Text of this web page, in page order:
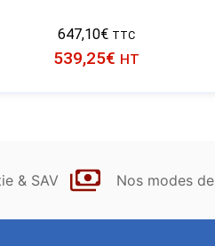
647,10€ TTC
539,25€ HT
& SAV Nos modes